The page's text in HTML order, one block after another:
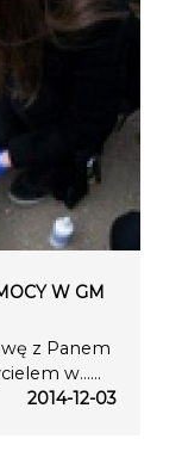
W GM
z Panem
w…...
2014-12-03